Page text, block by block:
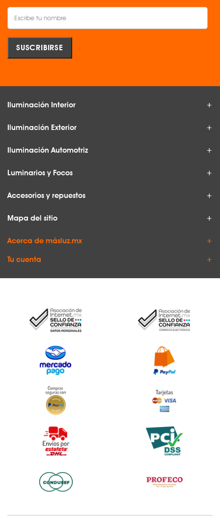
Iluminación Interior
Iluminación Exterior
Iluminación Automotriz
Luminarios y Focos
Accesorios y repuestos
Mapa del sitio
Acerca de másluz.mx
Tu cuenta